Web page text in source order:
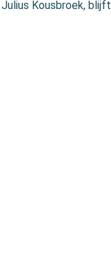
Kousbroek, blijft